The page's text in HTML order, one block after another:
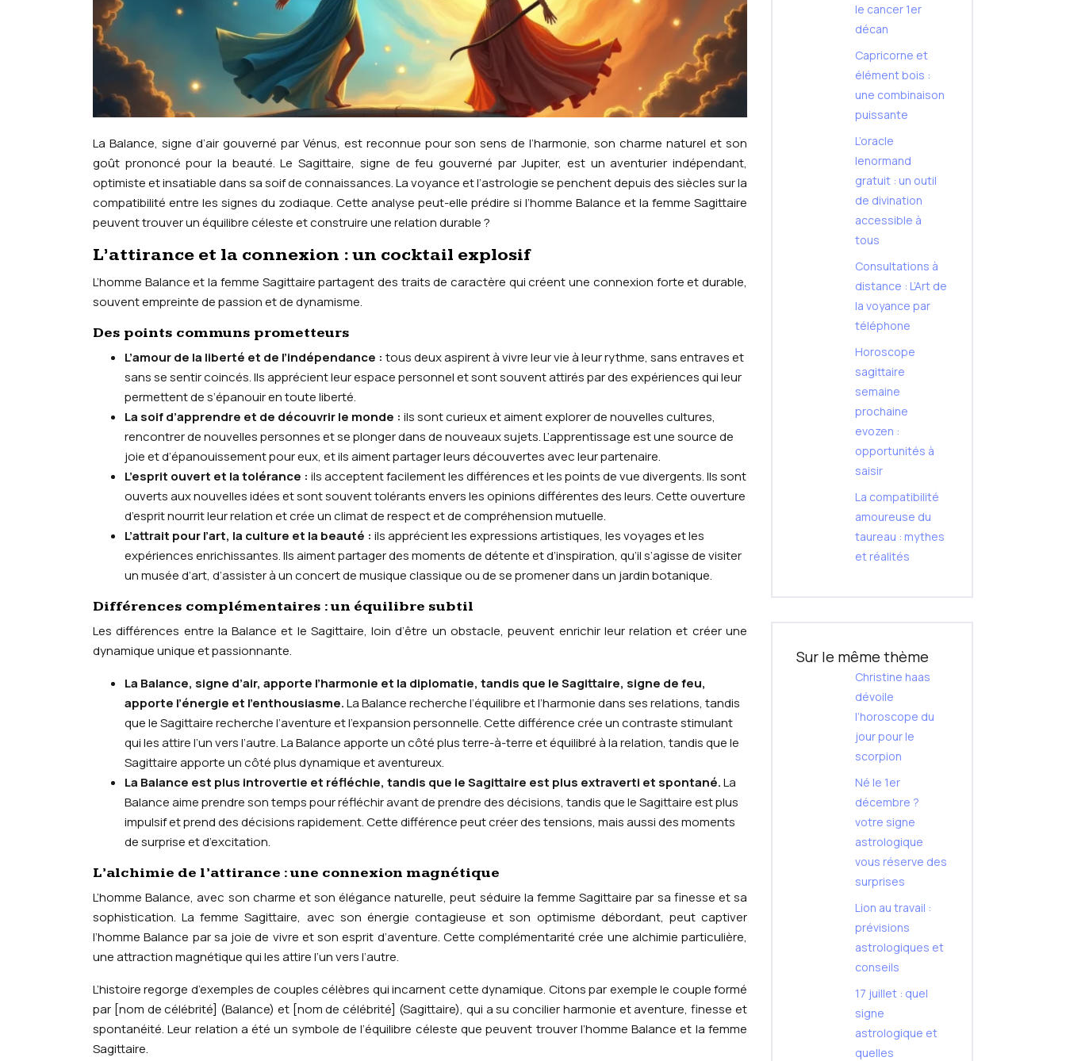
La Balance, signe d’air gouverné par Vénus, est reconnue pour son sens de l’harmonie, son charme naturel et son
goût prononcé pour la beauté. Le Sagittaire, signe de feu gouverné par Jupiter, est un aventurier indépendant,
optimiste et insatiable dans sa soif de connaissances. La voyance et l’astrologie se penchent depuis des siècles sur la
compatibilité entre les signes du zodiaque. Cette analyse peut-elle prédire si l’homme Balance et la femme Sagittaire
peuvent trouver un équilibre céleste et construire une relation durable ?
L’attirance et la connexion : un cocktail explosif
L’homme Balance et la femme Sagittaire partagent des traits de caractère qui créent une connexion forte et durable,
souvent empreinte de passion et de dynamisme.
Des points communs prometteurs
L’amour de la liberté et de l’indépendance : tous deux aspirent à vivre leur vie à leur rythme, sans entraves et
sans se sentir coincés. Ils apprécient leur espace personnel et sont souvent attirés par des expériences qui leur
permettent de s’épanouir en toute liberté.
La soif d’apprendre et de découvrir le monde : ils sont curieux et aiment explorer de nouvelles cultures,
rencontrer de nouvelles personnes et se plonger dans de nouveaux sujets. L’apprentissage est une source de
joie et d’épanouissement pour eux, et ils aiment partager leurs découvertes avec leur partenaire.
L’esprit ouvert et la tolérance : ils acceptent facilement les différences et les points de vue divergents. Ils sont
ouverts aux nouvelles idées et sont souvent tolérants envers les opinions différentes des leurs. Cette ouverture
d’esprit nourrit leur relation et crée un climat de respect et de compréhension mutuelle.
L’attrait pour l’art, la culture et la beauté : ils apprécient les expressions artistiques, les voyages et les
expériences enrichissantes. Ils aiment partager des moments de détente et d’inspiration, qu’il s’agisse de visiter
un musée d’art, d’assister à un concert de musique classique ou de se promener dans un jardin botanique.
Différences complémentaires : un équilibre subtil
Les différences entre la Balance et le Sagittaire, loin d’être un obstacle, peuvent enrichir leur relation et créer une
dynamique unique et passionnante.
La Balance, signe d’air, apporte l’harmonie et la diplomatie, tandis que le Sagittaire, signe de feu,
apporte l’énergie et l’enthousiasme.La Balance recherche l’équilibre et l’harmonie dans ses relations, tandis
que le Sagittaire recherche l’aventure et l’expansion personnelle. Cette différence crée un contraste stimulant
qui les attire l’un vers l’autre. La Balance apporte un côté plus terre-à-terre et équilibré à la relation, tandis que le
Sagittaire apporte un côté plus dynamique et aventureux.
La Balance est plus introvertie et réfléchie, tandis que le Sagittaire est plus extraverti et spontané.La
Balance aime prendre son temps pour réfléchir avant de prendre des décisions, tandis que le Sagittaire est plus
impulsif et prend des décisions rapidement. Cette différence peut créer des tensions, mais aussi des moments
de surprise et d’excitation.
L’alchimie de l’attirance : une connexion magnétique
L’homme Balance, avec son charme et son élégance naturelle, peut séduire la femme Sagittaire par sa finesse et sa
sophistication. La femme Sagittaire, avec son énergie contagieuse et son optimisme débordant, peut captiver
l’homme Balance par sa joie de vivre et son esprit d’aventure. Cette complémentarité crée une alchimie particulière,
une attraction magnétique qui les attire l’un vers l’autre.
L’histoire regorge d’exemples de couples célèbres qui incarnent cette dynamique. Citons par exemple le couple formé
par [nom de célébrité] (Balance) et [nom de célébrité] (Sagittaire), qui a su concilier harmonie et aventure, finesse et
spontanéité. Leur relation a été un symbole de l’équilibre céleste que peuvent trouver l’homme Balance et la femme
Sagittaire.
le cancer 1er
décan
Capricorne et
élément bois :
une combinaison
puissante
L’oracle
lenormand
gratuit : un outil
de divination
accessible à
tous
Consultations à
distance : L’Art de
la voyance par
téléphone
Horoscope
sagittaire
semaine
prochaine
evozen :
opportunités à
saisir
La compatibilité
amoureuse du
taureau : mythes
et réalités
Sur le même thème
Christine haas
dévoile
l’horoscope du
jour pour le
scorpion
Né le 1er
décembre ?
votre signe
astrologique
vous réserve des
surprises
Lion au travail :
prévisions
astrologiques et
conseils
17 juillet : quel
signe
astrologique et
quelles